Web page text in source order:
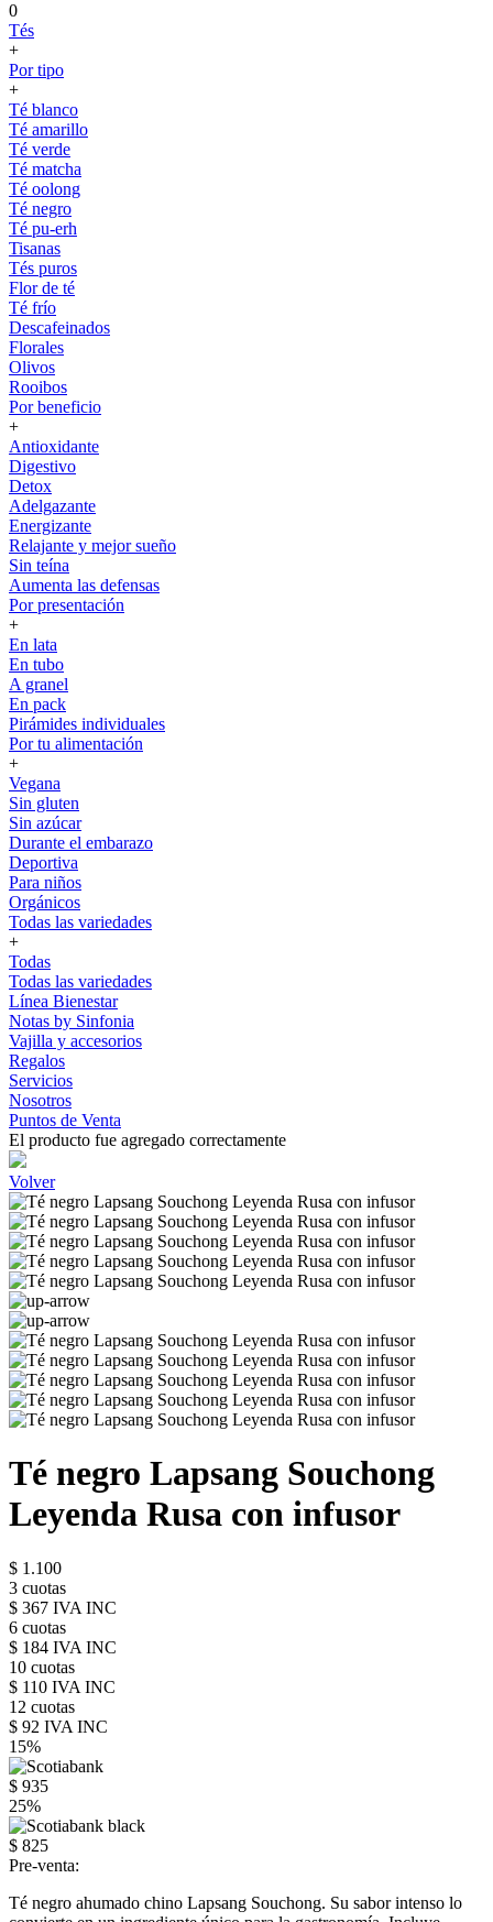
0
Tés
+
Por tipo
+
Té blanco
Té amarillo
Té verde
Té matcha
Té oolong
Té negro
Té pu-erh
Tisanas
Tés puros
Flor de té
Té frío
Descafeinados
Florales
Olivos
Rooibos
Por beneficio
+
Antioxidante
Digestivo
Detox
Adelgazante
Energizante
Relajante y mejor sueño
Sin teína
Aumenta las defensas
Por presentación
+
En lata
En tubo
A granel
En pack
Pirámides individuales
Por tu alimentación
+
Vegana
Sin gluten
Sin azúcar
Durante el embarazo
Deportiva
Para niños
Orgánicos
Todas las variedades
+
Todas
Todas las variedades
Línea Bienestar
Notas by Sinfonia
Vajilla y accesorios
Regalos
Servicios
Nosotros
Puntos de Venta
El producto fue agregado correctamente
Volver
Té negro Lapsang Souchong
Leyenda Rusa con infusor
$ 1.100
3 cuotas
$ 367 IVA INC
6 cuotas
$ 184 IVA INC
10 cuotas
$ 110 IVA INC
12 cuotas
$ 92 IVA INC
15%
$ 935
25%
$ 825
Pre-venta:
Té negro ahumado chino Lapsang Souchong. Su sabor intenso lo